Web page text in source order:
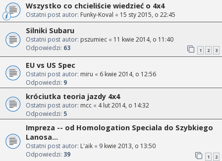
Wszystko co chcieliście wiedzieć o 4x4
Ostatni post autor: Funky-Koval « 15 sty 2015, o 22:45
Silniki Subaru
Ostatni post autor: pszumiec « 11 kwie 2014, o 11:40
Odpowiedzi: 63 1 2 3
EU vs US Spec
Ostatni post autor: miru « 6 kwie 2014, o 12:56
Odpowiedzi: 9
króciutka teoria jazdy 4x4
Ostatni post autor: mcc « 4 lut 2014, o 14:32
Odpowiedzi: 5
Impreza -- od Homologation Speciala do Szybkiego
Lanosa...
Ostatni post autor: L'aik « 9 kwie 2013, o 13:50
Odpowiedzi: 39 1 2